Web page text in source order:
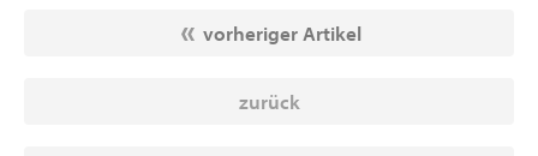
vorheriger Artikel
zurück